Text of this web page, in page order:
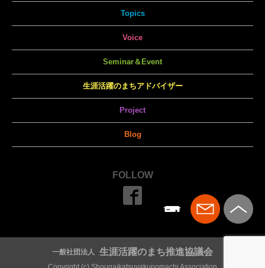
Topics
Voice
Seminar＆Event
生涯活躍のまちアドバイザー
Project
Blog
FOLLOW
一般社団法人 生涯活躍のまち推進協議会